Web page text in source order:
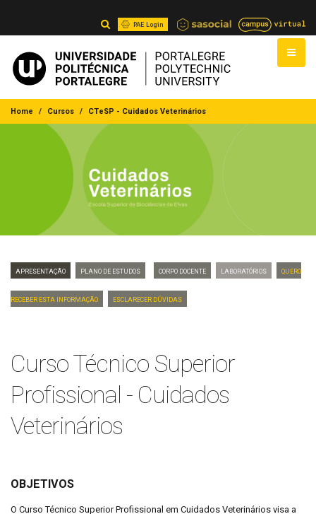
PAE Login
Home Cursos CTeSP - Cuidados Veterinários
Apresentação Plano de Estudos Corpo Docente Laboratórios Quero
Receber Esta Informação Esclarecer dúvidas
Curso Técnico Superior
Profissional - Cuidados
Veterinários
OBJETIVOS
O Curso Técnico Superior Profissional em Cuidados Veterinários visa a